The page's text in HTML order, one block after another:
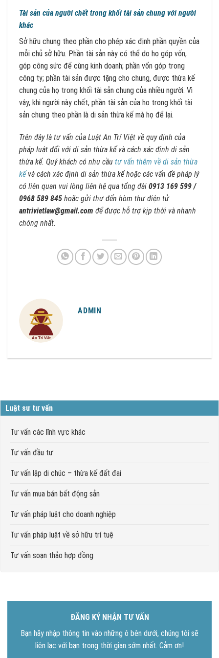
Tài sản của người chết trong khối tài sản chung với người
khác
Sở hữu chung theo phần cho phép xác định phần quyền của
mỗi chủ sở hữu. Phần tài sản này có thể do họ góp vốn,
góp công sức để cùng kinh doanh; phần vốn góp trong
công ty; phần tài sản được tặng cho chung, được thừa kế
chung của họ trong khối tài sản chung của nhiều người. Vì
vậy, khi người này chết, phần tài sản của họ trong khối tài
sản chung theo phần là di sản thừa kế mà họ để lại.
Trên đây là tư vấn của Luật An Trí Việt về quy định của
pháp luật đối với di sản thừa kế và cách xác định di sản
thừa kế. Quý khách có nhu cầu tư vấn thêm về di sản thừa
kếvà cách xác định di sản thừa kế hoặc các vấn đề pháp lý
có liên quan vui lòng liên hệ qua tổng đài 0913 169 599 /
0968 589 845 hoặc gửi thư đến hòm thư điện tử
antrivietlaw@gmail.com để được hỗ trợ kịp thời và nhanh
chóng nhất.
ADMIN
Luật sư tư vấn
Tư vấn các lĩnh vực khác
Tư vấn đầu tư
Tư vấn lập di chúc – thừa kế đất đai
Tư vấn mua bán bất động sản
Tư vấn pháp luật cho doanh nghiệp
Tư vấn pháp luật về sở hữu trí tuệ
Tư vấn soạn thảo hợp đồng
ĐĂNG KÝ NHẬN TƯ VẤN
Bạn hãy nhập thông tin vào những ô bên dưới, chúng tôi sẽ
liên lạc với bạn trong thời gian sớm nhất. Cảm ơn!